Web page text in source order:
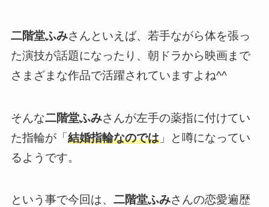
二階堂ふみさんといえば、若手ながら体を張っ
た演技が話題になったり、朝ドラから映画まで
さまざまな作品で活躍されていますよね^^
そんな二階堂ふみさんが左手の薬指に付けてい
た指輪が「結婚指輪なのでは」と噂になってい
るようです。
という事で今回は、 二階堂ふみさんの恋愛遍歴